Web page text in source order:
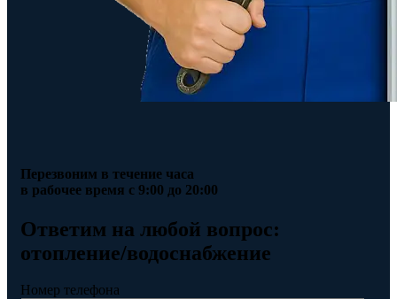
Перезвоним в течение часа
в рабочее время с 9:00 до 20:00
Ответим на любой вопрос:
отопление/водоснабжение
Номер телефона